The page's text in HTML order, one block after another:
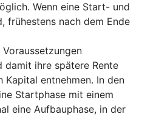
Wenn eine Start- und
frühestens nach dem Ende
damit ihre spätere Rente
Kapital entnehmen. In den
Startphase mit einem
eine Aufbauphase, in der